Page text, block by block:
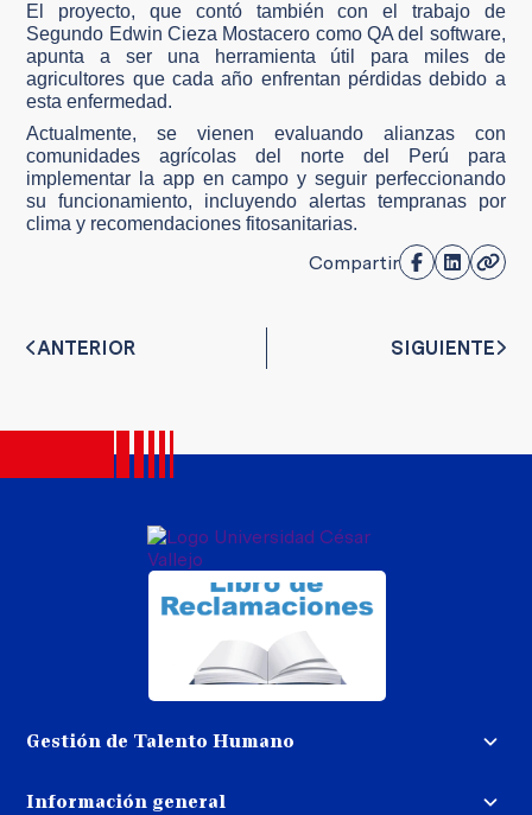
El proyecto, que contó también con el trabajo de
Segundo Edwin Cieza Mostacero como QA del software,
apunta a ser una herramienta útil para miles de
agricultores que cada año enfrentan pérdidas debido a
esta enfermedad.
Actualmente, se vienen evaluando alianzas con
comunidades agrícolas del norte del Perú para
implementar la app en campo y seguir perfeccionando
su funcionamiento, incluyendo alertas tempranas por
clima y recomendaciones fitosanitarias.
Compartir
ANTERIOR SIGUIENTE
Gestión de Talento Humano
Trabaja con nosotros
Información general